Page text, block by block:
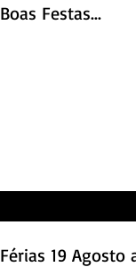
Boas Festas...
Férias 19 Agosto